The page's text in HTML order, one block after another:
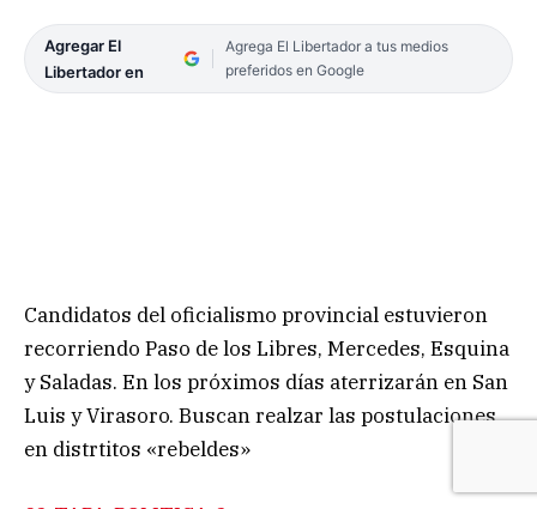
Agregar El
Libertador en
Agrega El Libertador a tus medios
preferidos en Google
Candidatos del oficialismo provincial estuvieron
recorriendo Paso de los Libres, Mercedes, Esquina
y Saladas. En los próximos días aterrizarán en San
Luis y Virasoro. Buscan realzar las postulaciones
en distrtitos «rebeldes»